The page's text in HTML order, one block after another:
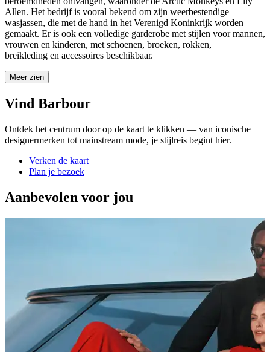
Allen. Het bedrijf is vooral bekend om zijn weerbestendige
wasjassen, die met de hand in het Verenigd Koninkrijk worden
gemaakt. Er is ook een volledige garderobe met stijlen voor mannen,
vrouwen en kinderen, met schoenen, broeken, rokken,
breikleding en accessoires beschikbaar.
Meer zien
Vind Barbour
Ontdek het centrum door op de kaart te klikken — van iconische
designermerken tot mainstream mode, je stijlreis begint hier.
Verken de kaart
Plan je bezoek
Aanbevolen voor jou